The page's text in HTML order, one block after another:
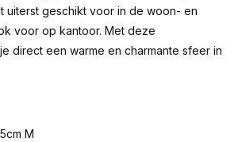
uiterst geschikt voor in de woon- en
voor op kantoor. Met deze
direct een warme en charmante sfeer in
M